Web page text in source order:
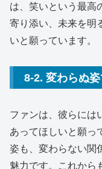
は、笑いという最高
寄り添い、未来を明
いと願っています。
8-2. 変わらぬ
ファンは、彼らには
あってほしいと願っ
姿も、変わらない関
魅力です。これから